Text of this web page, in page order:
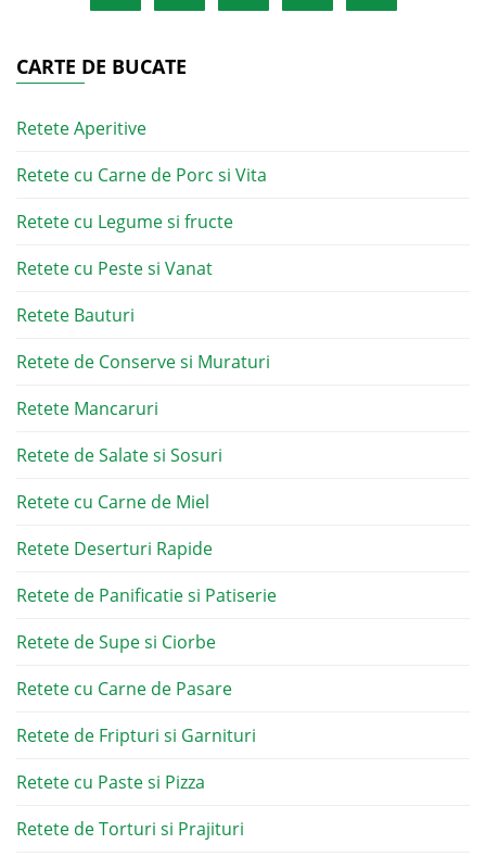
CARTE DE BUCATE
Retete Aperitive
Retete cu Carne de Porc si Vita
Retete cu Legume si fructe
Retete cu Peste si Vanat
Retete Bauturi
Retete de Conserve si Muraturi
Retete Mancaruri
Retete de Salate si Sosuri
Retete cu Carne de Miel
Retete Deserturi Rapide
Retete de Panificatie si Patiserie
Retete de Supe si Ciorbe
Retete cu Carne de Pasare
Retete de Fripturi si Garnituri
Retete cu Paste si Pizza
Retete de Torturi si Prajituri